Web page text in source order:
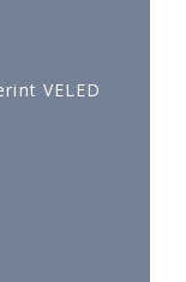
VELED